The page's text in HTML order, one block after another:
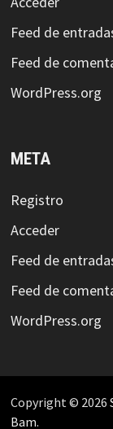
Feed de
Feed de
WordPress.org
META
Registro
Acceder
Feed de
Feed de
WordPress.org
Copyright © 2026
Bam.